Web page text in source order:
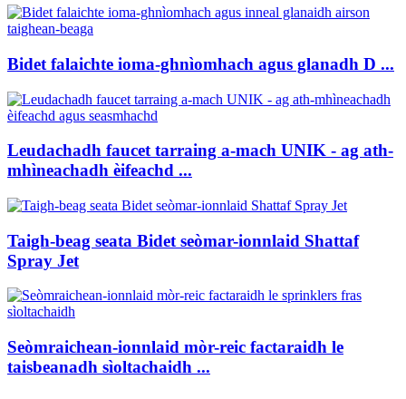
Bidet falaichte ioma-ghnìomhach agus glanadh D ...
Leudachadh faucet tarraing a-mach UNIK - ag ath-
mhìneachadh èifeachd ...
Taigh-beag seata Bidet seòmar-ionnlaid Shattaf
Spray Jet
Seòmraichean-ionnlaid mòr-reic factaraidh le
taisbeanadh sìoltachaidh ...